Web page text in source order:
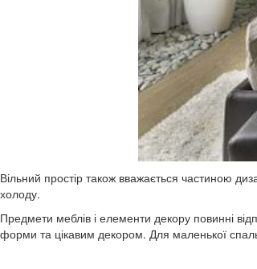
Вільний простір також вважається частиною
холоду.
Предмети меблів і елементи декору повинні
форми та цікавим декором. Для маленької